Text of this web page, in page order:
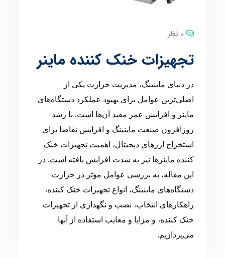
0 نظر
تجهیزات خنک کننده ماینر
در دنیای ماینینگ، مدیریت حرارت یکی از
اصلی‌ترین عوامل برای بهبود عملکرد دستگاه‌های
ماینر و افزایش عمر مفید آن‌ها است. با رشد
روزافزون صنعت ماینینگ و افزایش تقاضا برای
استخراج ارزهای دیجیتال، اهمیت تجهیزات خنک
کننده ماینرها نیز به شدت افزایش یافته است. در
این مقاله، به بررسی عوامل مؤثر در حرارت
دستگاه‌های ماینینگ، انواع تجهیزات خنک کننده،
راهکارهای انتخاب، نصب و نگهداری از تجهیزات
خنک کننده، و مزایا و معایب استفاده از آنها
می‌پردازیم.